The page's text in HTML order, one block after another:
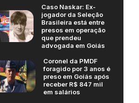
Caso Naskar: Ex-
jogador da Seleção
Brasileira está entre
presos em operação
que prendeu
advogada em Goiás
Coronel da PMDF
foragido por 3 anos é
preso em Goiás após
receber R$ 847 mil
em salários